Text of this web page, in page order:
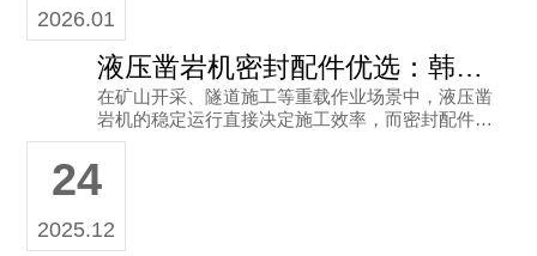
2026.01
液压凿岩机密封配件优选：韩国Autox 3115 2472-00皮碗正品渠道指南
在矿山开采、隧道施工等重载作业场景中，液压凿
岩机的稳定运行直接决定施工效率，而密封配件的
品质更是设备防漏抗压的核心保障 韩国Autox品牌
24
2025.12